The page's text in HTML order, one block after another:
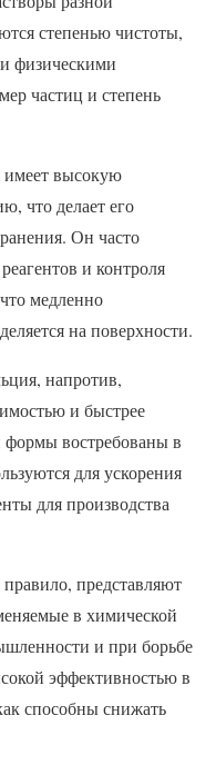
степенью чистоты,
физическими
частиц и степень
имеет высокую
что делает его
Он часто
и контроля
медленно
на поверхности.
напротив,
и быстрее
востребованы в
для ускорения
для производства
представляют
в химической
и при борьбе
эффективностью в
способны снижать